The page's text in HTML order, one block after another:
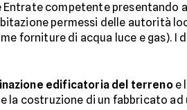
competente presentando
permessi delle autorità
forniture di acqua luce e gas).
edificatoria del terrenoe
la costruzione di un fabbricato